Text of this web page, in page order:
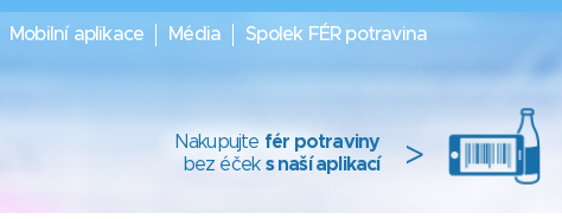
Mobilní aplikace Média Spolek FÉR potravina
Nakupujte fér potraviny
bez éček s naší aplikací >